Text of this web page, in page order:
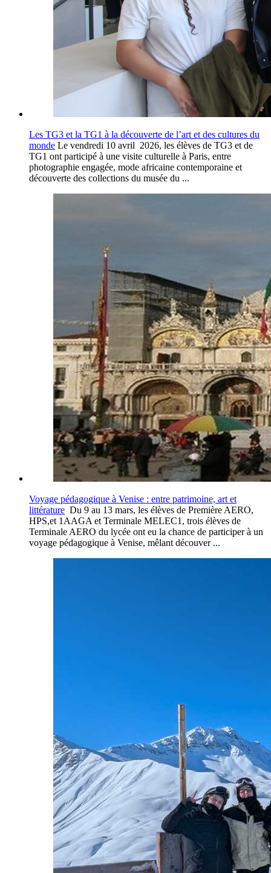
Les TG3 et la TG1 à la découverte de l’art et des cultures du
monde Le vendredi 10 avril 2026, les élèves de TG3 et de
TG1 ont participé à une visite culturelle à Paris, entre
photographie engagée, mode africaine contemporaine et
découverte des collections du musée du ...
Voyage pédagogique à Venise : entre patrimoine, art et
littérature Du 9 au 13 mars, les élèves de Première AERO,
HPS,et 1AAGA et Terminale MELEC1, trois élèves de
Terminale AERO du lycée ont eu la chance de participer à un
voyage pédagogique à Venise, mêlant découver ...